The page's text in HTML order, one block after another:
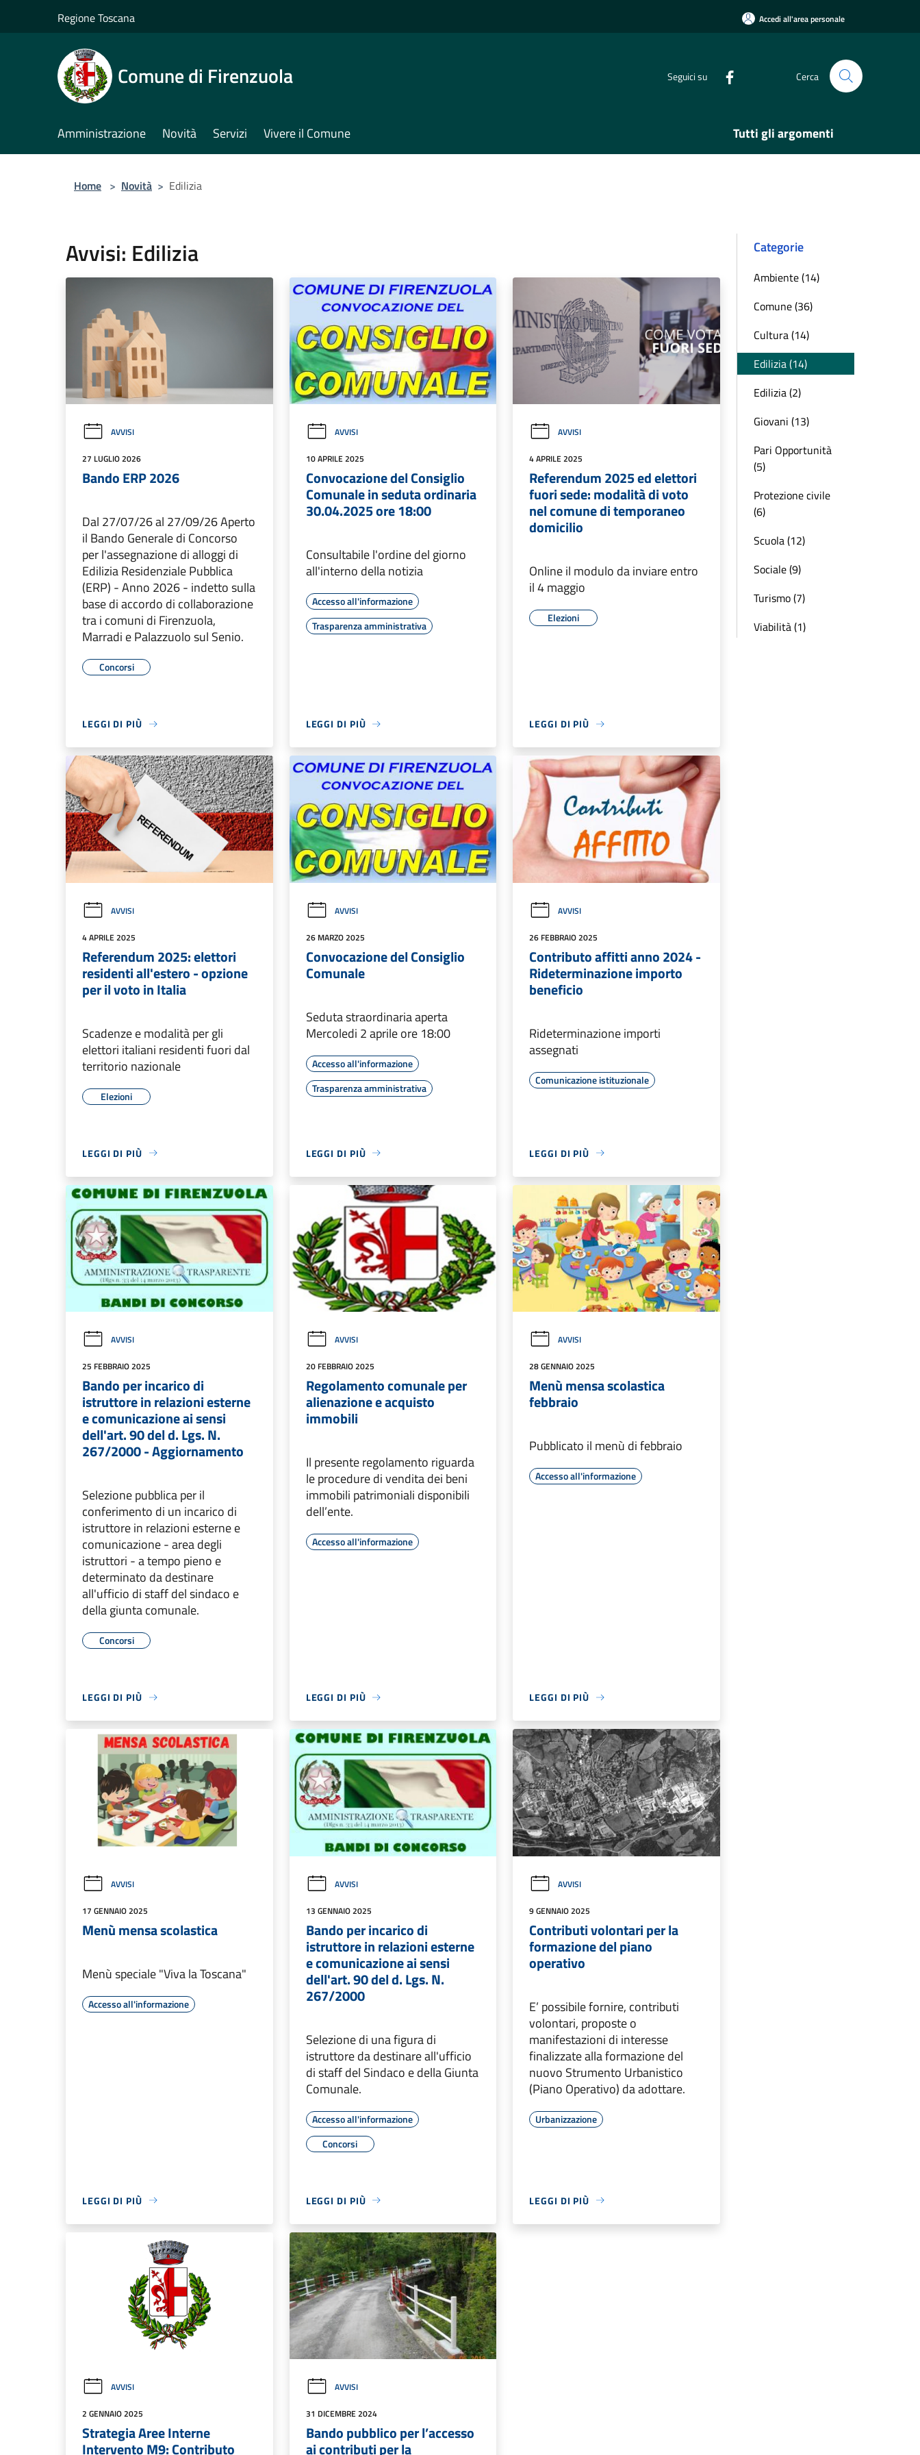
Regione Toscana Accedi all'area personale
Comune di Firenzuola Seguici su Cerca
Amministrazione Novità Servizi Vivere il Comune Tutti gli argomenti
Home > Novità > Edilizia
Avvisi: Edilizia
AVVISI
27 LUGLIO 2026
Bando ERP 2026
Dal 27/07/26 al 27/09/26 Aperto
il Bando Generale di Concorso
per l'assegnazione di alloggi di
Edilizia Residenziale Pubblica
(ERP) - Anno 2026 - indetto sulla
base di accordo di collaborazione
tra i comuni di Firenzuola,
Marradi e Palazzuolo sul Senio.
Concorsi
LEGGI DI PIÙ
AVVISI
10 APRILE 2025
Convocazione del Consiglio
Comunale in seduta ordinaria
30.04.2025 ore 18:00
Consultabile l'ordine del giorno
all'interno della notizia
Accesso all'informazione
Trasparenza amministrativa
LEGGI DI PIÙ
AVVISI
4 APRILE 2025
Referendum 2025 ed elettori
fuori sede: modalità di voto
nel comune di temporaneo
domicilio
Online il modulo da inviare entro
il 4 maggio
Elezioni
LEGGI DI PIÙ
AVVISI
4 APRILE 2025
Referendum 2025: elettori
residenti all'estero - opzione
per il voto in Italia
Scadenze e modalità per gli
elettori italiani residenti fuori dal
territorio nazionale
Elezioni
LEGGI DI PIÙ
AVVISI
26 MARZO 2025
Convocazione del Consiglio
Comunale
Seduta straordinaria aperta
Mercoledi 2 aprile ore 18:00
Accesso all'informazione
Trasparenza amministrativa
LEGGI DI PIÙ
AVVISI
26 FEBBRAIO 2025
Contributo affitti anno 2024 -
Rideterminazione importo
beneficio
Rideterminazione importi
assegnati
Comunicazione istituzionale
LEGGI DI PIÙ
AVVISI
25 FEBBRAIO 2025
Bando per incarico di
istruttore in relazioni esterne
e comunicazione ai sensi
dell'art. 90 del d. Lgs. N.
267/2000 - Aggiornamento
Selezione pubblica per il
conferimento di un incarico di
istruttore in relazioni esterne e
comunicazione - area degli
istruttori - a tempo pieno e
determinato da destinare
all'ufficio di staff del sindaco e
della giunta comunale.
Concorsi
LEGGI DI PIÙ
AVVISI
20 FEBBRAIO 2025
Regolamento comunale per
alienazione e acquisto
immobili
Il presente regolamento riguarda
le procedure di vendita dei beni
immobili patrimoniali disponibili
dell’ente.
Accesso all'informazione
LEGGI DI PIÙ
AVVISI
28 GENNAIO 2025
Menù mensa scolastica
febbraio
Pubblicato il menù di febbraio
Accesso all'informazione
LEGGI DI PIÙ
AVVISI
17 GENNAIO 2025
Menù mensa scolastica
Menù speciale "Viva la Toscana"
Accesso all'informazione
LEGGI DI PIÙ
AVVISI
13 GENNAIO 2025
Bando per incarico di
istruttore in relazioni esterne
e comunicazione ai sensi
dell'art. 90 del d. Lgs. N.
267/2000
Selezione di una figura di
istruttore da destinare all'ufficio
di staff del Sindaco e della Giunta
Comunale.
Accesso all'informazione
Concorsi
LEGGI DI PIÙ
AVVISI
9 GENNAIO 2025
Contributi volontari per la
formazione del piano
operativo
E’ possibile fornire, contributi
volontari, proposte o
manifestazioni di interesse
finalizzate alla formazione del
nuovo Strumento Urbanistico
(Piano Operativo) da adottare.
Urbanizzazione
LEGGI DI PIÙ
AVVISI
2 GENNAIO 2025
Strategia Aree Interne
Intervento M9: Contributo
AVVISI
31 DICEMBRE 2024
Bando pubblico per l’accesso
ai contributi per la
Categorie
Ambiente (14)
Comune (36)
Cultura (14)
Edilizia (14)
Edilizia (2)
Giovani (13)
Pari Opportunità
(5)
Protezione civile
(6)
Scuola (12)
Sociale (9)
Turismo (7)
Viabilità (1)